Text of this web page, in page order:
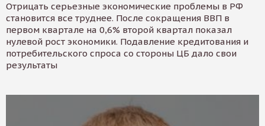
Отрицать серьезные экономические проблемы в РФ
становится все труднее. После сокращения ВВП в
первом квартале на 0,6% второй квартал показал
нулевой рост экономики. Подавление кредитования и
потребительского спроса со стороны ЦБ дало свои
результаты